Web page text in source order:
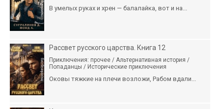
В умелых руках и хрен — балалайка, вот и на...
Рассвет русского царства. Книга 12
Приключения: прочее / Альтернативная история /
Попаданцы / Исторические приключения
Оковы тяжкие на плечи возложи, Рабом вдали...